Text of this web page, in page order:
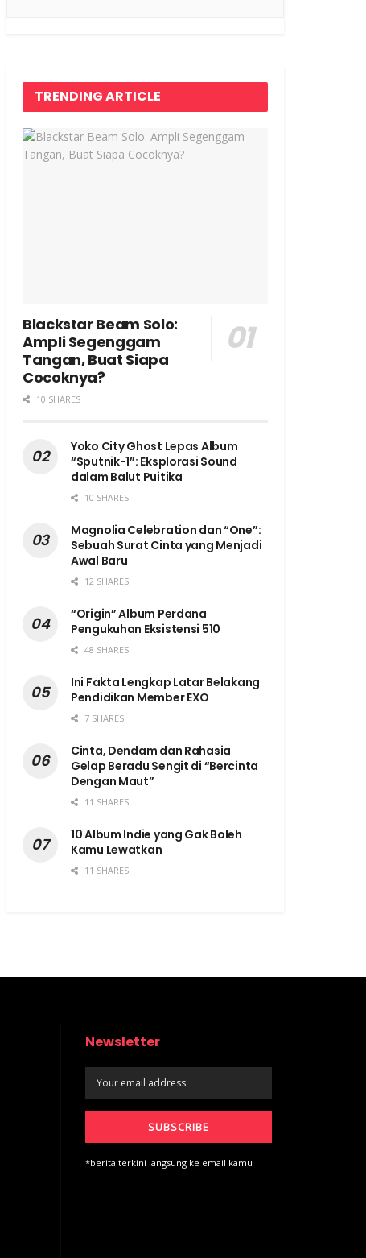
TRENDING ARTICLE
Blackstar Beam Solo:
Ampli Segenggam
Tangan, Buat Siapa
Cocoknya?
10 SHARES
Yoko City Ghost Lepas Album
“Sputnik-1”: Eksplorasi Sound
dalam Balut Puitika
10 SHARES
Magnolia Celebration dan “One”:
Sebuah Surat Cinta yang Menjadi
Awal Baru
12 SHARES
“Origin” Album Perdana
Pengukuhan Eksistensi 510
48 SHARES
Ini Fakta Lengkap Latar Belakang
Pendidikan Member EXO
7 SHARES
Cinta, Dendam dan Rahasia
Gelap Beradu Sengit di “Bercinta
Dengan Maut”
11 SHARES
10 Album Indie yang Gak Boleh
Kamu Lewatkan
11 SHARES
Newsletter
*berita terkini langsung ke email kamu